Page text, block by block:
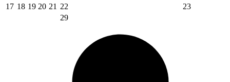
17 18 19 20 21 22 23
29